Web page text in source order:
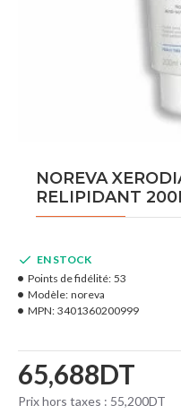
NOREVA
RELIPIDANT
65,688DT
Prix hors taxes : 55,200DT
EN STOCK
Points de fidélité: 53
Modèle: noreva
MPN: 3401360200999